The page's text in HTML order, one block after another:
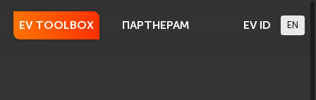
EV TOOLBOX ПАРТНЕРАМ EV ID EN